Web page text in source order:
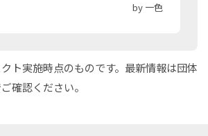
by 一色
ト実施時点のものです。最新情報は団体
確認ください。